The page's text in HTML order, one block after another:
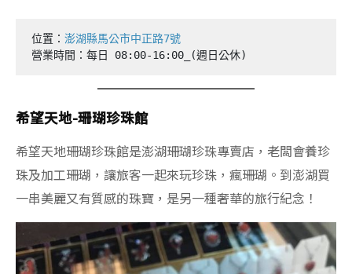
位置： 澎湖縣馬公市中正路7號
營業時間：每日 08:00-16:00_(週日公休)
希望天地-珊瑚珍珠館
希望天地珊瑚珍珠館是澎湖珊瑚珍珠專賣店，老闆會養珍
珠及加工珊瑚，讓旅客一起來玩珍珠，瘋珊瑚。到澎湖買
一串美麗又有質感的珠寶，是另一種奢華的旅行紀念！